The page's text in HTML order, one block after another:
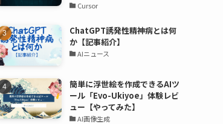
Cursor
ChatGPT誘発性精神病とは何
か【記事紹介】
AIニュース
簡単に浮世絵を作成できるAIツ
ール「Evo-Ukiyoe」体験レビ
ュー【やってみた】
AI画像生成